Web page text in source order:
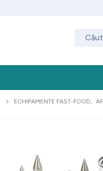
ECHIPAMENTE FAST-FOOD,